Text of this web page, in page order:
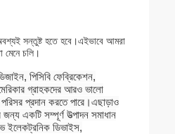
অবশ্যই সন্তুষ্ট হতে হবে।এইভাবে আমরা
মেনে চলি।
পিসিবি ফেব্রিকেশন,
গ্রাহকদের আরও ভালো
প্রদান করতে পারে।এছাড়াও
একটি সম্পূর্ণ উত্পাদন সমাধান
ইলেকট্রনিক ডিভাইস,